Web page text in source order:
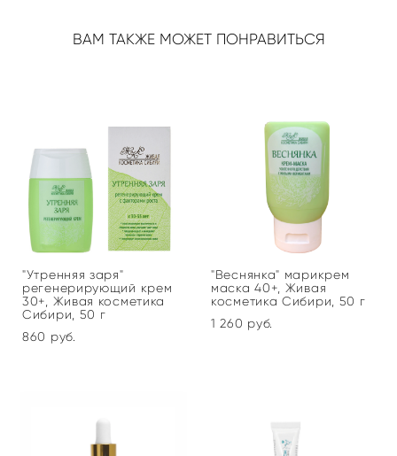
ВАМ ТАКЖЕ МОЖЕТ ПОНРАВИТЬСЯ
"Утренняя заря"
регенерирующий крем
30+, Живая косметика
Сибири, 50 г
860 pуб.
"Веснянка" марикрем
маска 40+, Живая
косметика Сибири, 50 г
1 260 pуб.